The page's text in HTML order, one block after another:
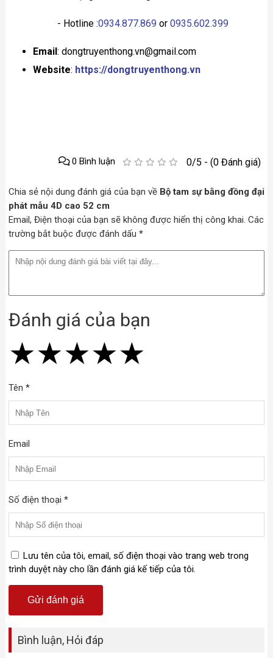
- Hotline :0934.877.869 or 0935.602.399
Email: dongtruyenthong.vn@gmail.com
Website: https://dongtruyenthong.vn
0/5 - (0 Đánh giá)
0 Bình luận
Chia sẻ nội dung đánh giá của bạn về Bộ tam sự bằng đồng đại
phát mẫu 4D cao 52 cm
Email, Điện thoại của bạn sẽ không được hiển thị công khai. Các
trường bắt buộc được đánh dấu *
Đánh giá của bạn
★
★★
★★★
★★★★
★★★★★
Tên *
Email
Số điện thoại *
Lưu tên của tôi, email, số điện thoại vào trang web trong
trình duyệt này cho lần đánh giá kế tiếp của tôi.
Bình luận, Hỏi đáp